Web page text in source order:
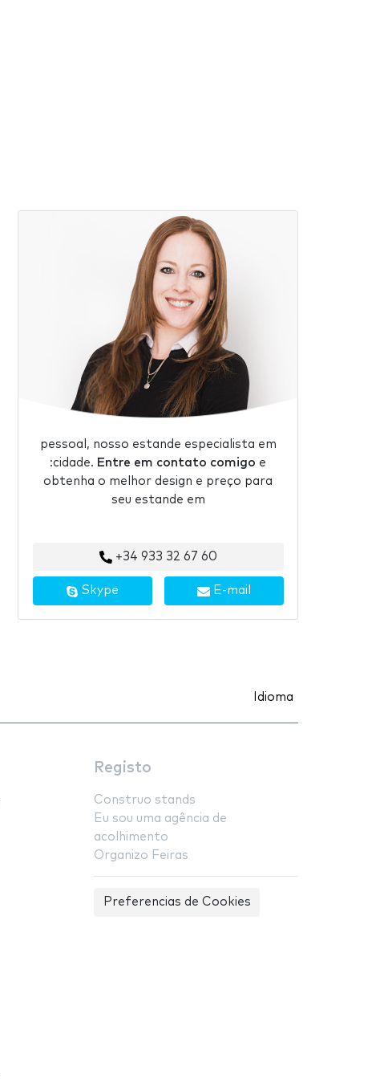
pessoal, nosso estande especialista em
:cidade. Entre em contato comigo e
obtenha o melhor design e preço para
seu estande em
+34 933 32 67 60
Skype E-mail
Idioma
Registo
Construo stands
Eu sou uma agência de
acolhimento
Organizo Feiras
Preferencias de Cookies